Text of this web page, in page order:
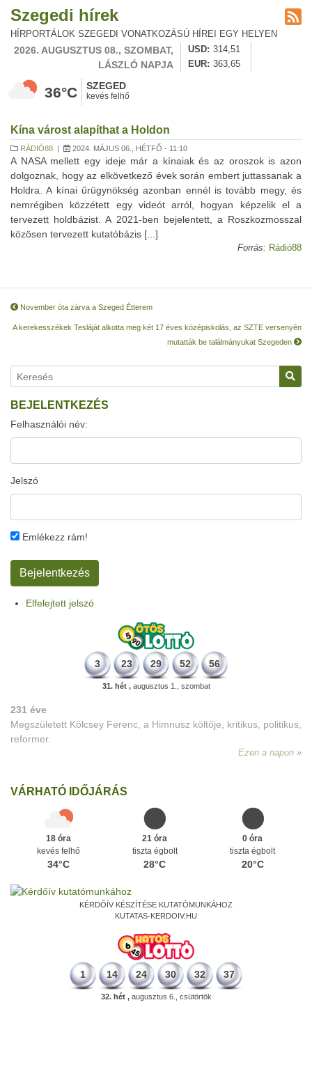
Szegedi hírek
HÍRPORTÁLOK SZEGEDI VONATKOZÁSÚ HÍREI EGY HELYEN
2026. AUGUSZTUS 08., SZOMBAT,
LÁSZLÓ NAPJA
USD
314,51
EUR
363,65
36°C SZEGED
kevés felhő
Kína várost alapíthat a Holdon
RÁDIÓ88 | 2024. MÁJUS 06., HÉTFŐ - 11:10
A NASA mellett egy ideje már a kínaiak és az oroszok is azon
dolgoznak, hogy az elkövetkező évek során embert juttassanak a
Holdra. A kínai űrügynökség azonban ennél is tovább megy, és
nemrégiben közzétett egy videót arról, hogyan képzelik el a
tervezett holdbázist. A 2021-ben bejelentett, a Roszkozmosszal
közösen tervezett kutatóbázis [...]
Forrás: Rádió88
November óta zárva a Szeged Étterem
A kerekesszékek Tesláját alkotta meg két 17 éves középiskolás, az SZTE versenyén
mutatták be találmányukat Szegeden
BEJELENTKEZÉS
Felhasználói név:
Jelszó
Emlékezz rám!
Elfelejtett jelszó
3 23 29 52 56
31. hét ,augusztus 1., szombat
231 éve
Megszületett Kölcsey Ferenc, a Himnusz költője, kritikus, politikus,
reformer.
Ezen a napon
VÁRHATÓ IDŐJÁRÁS
18 óra
kevés felhő
34°C
21 óra
tiszta égbolt
28°C
0 óra
tiszta égbolt
20°C
KÉRDŐÍV KÉSZÍTÉSE KUTATÓMUNKÁHOZ
KUTATAS-KERDOIV.HU
1 14 24 30 32 37
32. hét ,augusztus 6., csütörtök